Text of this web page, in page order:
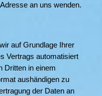
an uns wenden.
auf Grundlage Ihrer
Vertrags automatisiert
Dritten in einem
aushändigen zu
der Daten an